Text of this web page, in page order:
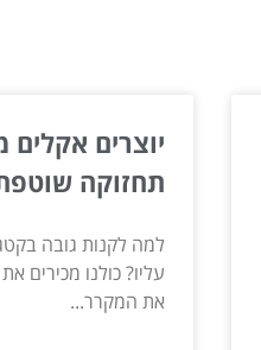
יוצרים
תחזוקה
למה לקנות גובה
עליו? כולנו
את המקרר...